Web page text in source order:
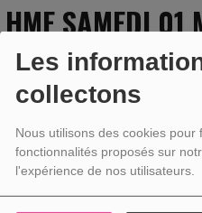
Les
collectons
Nous utilisons des cookies pour
fonctionnalités proposés sur
l'expérience de nos utilisateurs.
HME SAMEDI 01
01 MARS 2025 - 12:00 -